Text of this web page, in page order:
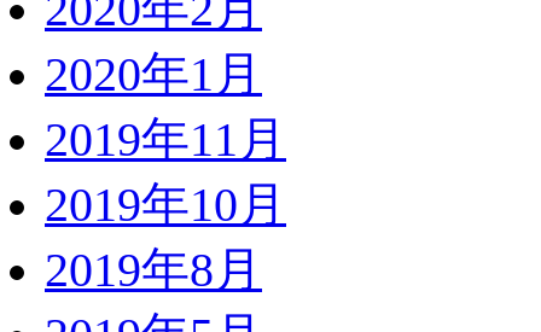
2020年1月
2019年11月
2019年10月
2019年8月